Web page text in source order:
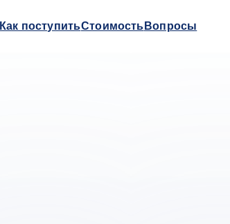
Как поступитьСтоимость Вопросы